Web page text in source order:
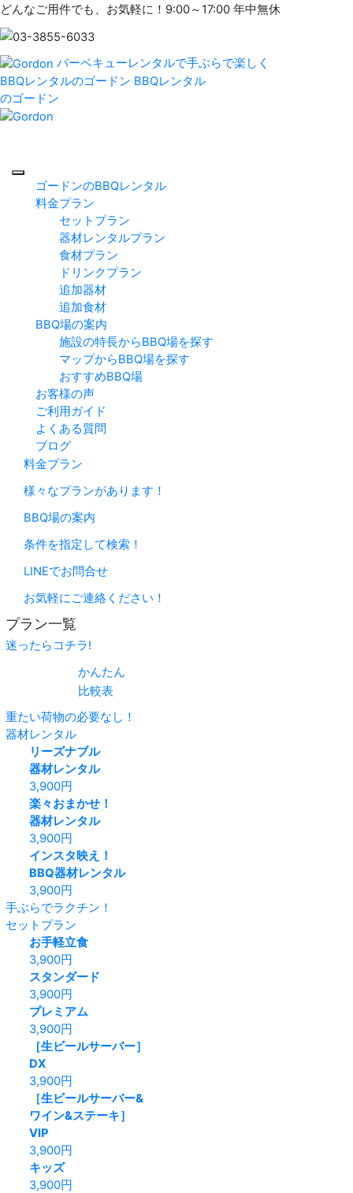
どんなご用件でも、お気軽に！9:00～17:00 年中無休
バーベキューレンタルで手ぶらで楽しく
BBQレンタルのゴードン BBQレンタル
のゴードン
ゴードンのBBQレンタル
料金プラン
セットプラン
器材レンタルプラン
食材プラン
ドリンクプラン
追加器材
追加食材
BBQ場の案内
施設の特長からBBQ場を探す
マップからBBQ場を探す
おすすめBBQ場
お客様の声
ご利用ガイド
よくある質問
ブログ
料金プラン
様々なプランがあります！
BBQ場の案内
条件を指定して検索！
LINEでお問合せ
お気軽にご連絡ください！
プラン一覧
迷ったらコチラ!
かんたん
比較表
重たい荷物の必要なし！
器材レンタル
リーズナブル
器材レンタル
3,900円
楽々おまかせ！
器材レンタル
3,900円
インスタ映え！
BBQ器材レンタル
3,900円
手ぶらでラクチン！
セットプラン
お手軽立食
3,900円
スタンダード
3,900円
プレミアム
3,900円
［生ビールサーバー］
DX
3,900円
［生ビールサーバー&
ワイン&ステーキ］
VIP
3,900円
キッズ
3,900円